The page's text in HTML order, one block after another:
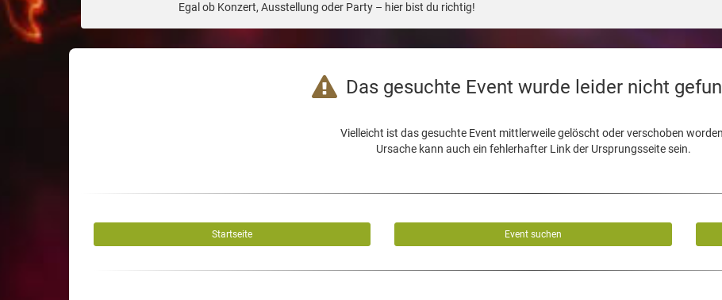
Egal ob Konzert, Ausstellung oder Party – hier bist du richtig!
Das gesuchte Event wurde leider nicht
Vielleicht ist das gesuchte Event mittlerweile gelöscht oder verschoben
Ursache kann auch ein fehlerhafter Link der Ursprungsseite sein.
Startseite Event suchen